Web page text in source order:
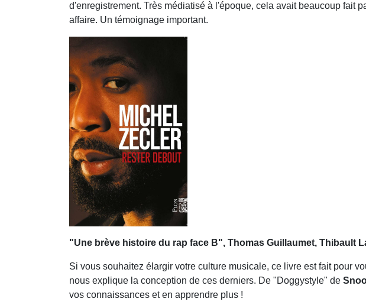
d'enregistrement. Très médiatisé à l'époque, cela avait beaucoup fait
affaire. Un témoignage important.
"Une brève histoire du rap face B", Thomas Guillaumet, Thibault
Si vous souhaitez élargir votre culture musicale, ce livre est fait pour
nous explique la conception de ces derniers. De "Doggystyle" de
vos connaissances et en apprendre plus !